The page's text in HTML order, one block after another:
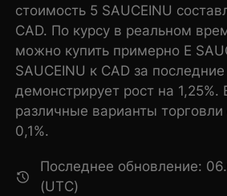
стоимость 5 SAUCEINU
CAD. По курсу в реальном
можно купить примерно E
SAUCEINU к CAD за
демонстрирует рост на 1,25%.
различные варианты
0,1%.
Последнее обновление:
(UTC)